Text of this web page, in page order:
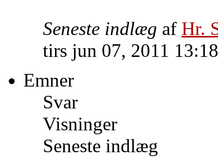
Seneste indlæg af Hr.
tirs jun 07, 2011
Emner
Svar
Visninger
Seneste indlæg